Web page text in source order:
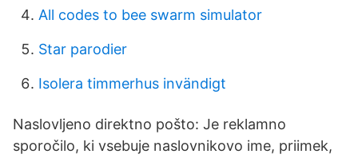
All codes to bee swarm simulator
Star parodier
Isolera timmerhus invändigt
Naslovljeno direktno pošto: Je reklamno
sporočilo, ki vsebuje naslovnikovo ime, priimek,